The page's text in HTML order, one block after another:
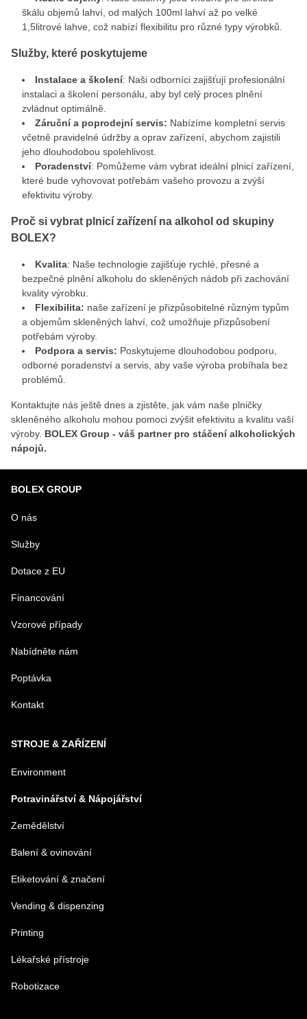
škálu objemů lahví, od malých 100ml lahví až po velké
1,5litrové lahve, což nabízí flexibilitu pro různé typy výrobků.
Služby, které poskytujeme
Instalace a školení: Naši odborníci zajišťují profesionální
instalaci a školení personálu, aby byl celý proces plnění
zvládnut optimálně.
Záruční a poprodejní servis: Nabízíme kompletní servis
včetně pravidelné údržby a oprav zařízení, abychom zajistili
jeho dlouhodobou spolehlivost.
Poradenství: Pomůžeme vám vybrat ideální plnicí zařízení,
které bude vyhovovat potřebám vašeho provozu a zvýší
efektivitu výroby.
Proč si vybrat plnicí zařízení na alkohol od skupiny
BOLEX?
Kvalita: Naše technologie zajišťuje rychlé, přesné a
bezpečné plnění alkoholu do skleněných nádob při zachování
kvality výrobku.
Flexibilita: naše zařízení je přizpůsobitelné různým typům
a objemům skleněných lahví, což umožňuje přizpůsobení
potřebám výroby.
Podpora a servis: Poskytujeme dlouhodobou podporu,
odborné poradenství a servis, aby vaše výroba probíhala bez
problémů.
Kontaktujte nás ještě dnes a zjistěte, jak vám naše plničky
skleněného alkoholu mohou pomoci zvýšit efektivitu a kvalitu vaší
výroby. BOLEX Group - váš partner pro stáčení alkoholických
nápojů.
BOLEX GROUP
O nás
Služby
Dotace z EU
Financování
Vzorové případy
Nabídněte nám
Poptávka
Kontakt
STROJE & ZAŘÍZENÍ
Environment
Potravinářství & Nápojářství
Zemědělství
Balení & ovinování
Etiketování & značení
Vending & dispenzing
Printing
Lékařské přístroje
Robotizace